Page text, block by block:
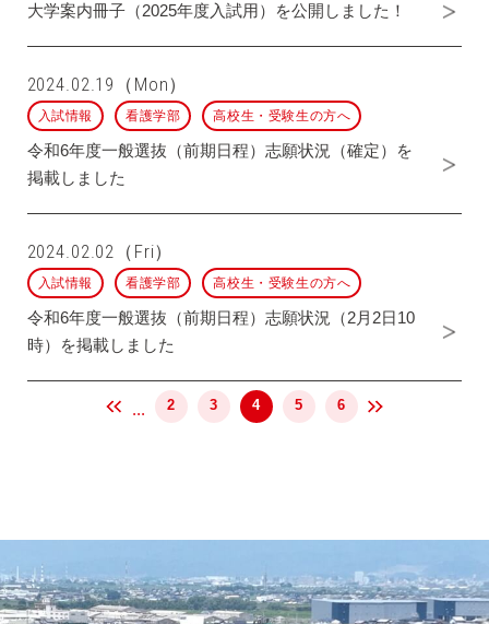
大学案内冊子（2025年度入試用）を公開しました！
2024.02.19（Mon）
入試情報 看護学部 高校生・受験生の方へ
令和6年度一般選抜（前期日程）志願状況（確定）を
掲載しました
2024.02.02（Fri）
入試情報 看護学部 高校生・受験生の方へ
令和6年度一般選抜（前期日程）志願状況（2月2日10
時）を掲載しました
... 2 3 4 5 6